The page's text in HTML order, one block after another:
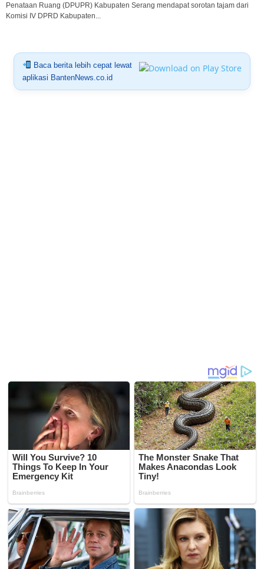
Penataan Ruang (DPUPR) Kabupaten Serang mendapat sorotan tajam dari
Komisi IV DPRD Kabupaten...
Baca berita lebih cepat lewat
aplikasi BantenNews.co.id